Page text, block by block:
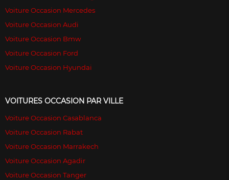
Voiture Occasion Mercedes
Voiture Occasion Audi
Voiture Occasion Bmw
Voiture Occasion Ford
Voiture Occasion Hyundai
VOITURES OCCASION PAR VILLE
Voiture Occasion Casablanca
Voiture Occasion Rabat
Voiture Occasion Marrakech
Voiture Occasion Agadir
Voiture Occasion Tanger